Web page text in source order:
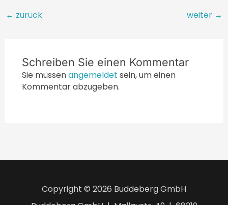
Beitragsnavigation
← zurück weiter →
Schreiben Sie einen Kommentar
Sie müssenangemeldet sein, um einen
Kommentar abzugeben.
Copyright © 2026 Buddeberg GmbH